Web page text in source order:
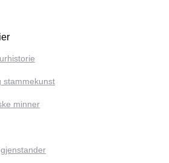
stammekunst
minner